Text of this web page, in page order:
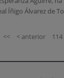
Íñigo Álvarez de
<< < anterior 114